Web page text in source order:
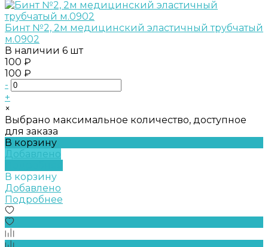
Бинт №2, 2м медицинский эластичный трубчатый
м.0902
В наличии 6 шт
100 ₽
100 ₽
-
+
×
Выбрано максимальное количество, доступное
для заказа
В корзину
Добавлено
В корзину
Добавлено
Подробнее